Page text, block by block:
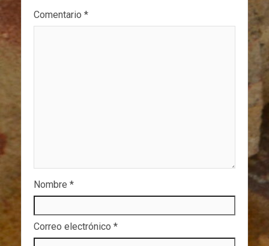
Comentario *
Nombre *
Correo electrónico *